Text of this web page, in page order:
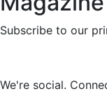
Subscribe to our
We're social.